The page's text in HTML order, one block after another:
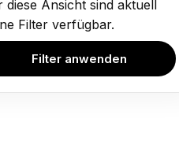
diese Ansicht sind aktuell
Filter verfügbar.
Filter anwenden